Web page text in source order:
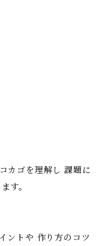
カゴを理解し 課題に
す。
ントや 作り方のコツ